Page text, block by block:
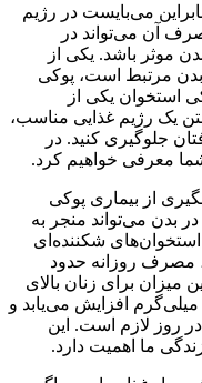
می‌بایست در رژیم
آن می‌تواند در
موثر باشد. یکی از
مرتبط است، پوکی
استخوان یکی از
یک رژیم غذایی مناسب،
جلوگیری کنید. در
معرفی خواهیم کرد.
از بیماری پوکی
بدن می‌تواند منجر به
شکننده‌ای
مصرف روزانه حدود
میزان برای زنان بالای
۵۰ سال و مردان بالای ۷۰ سال به ۱۲۰۰ میلی‌گرم افزایش می‌یابد و
کلسیم در روز لازم است. این
ما اهمیت دارد.